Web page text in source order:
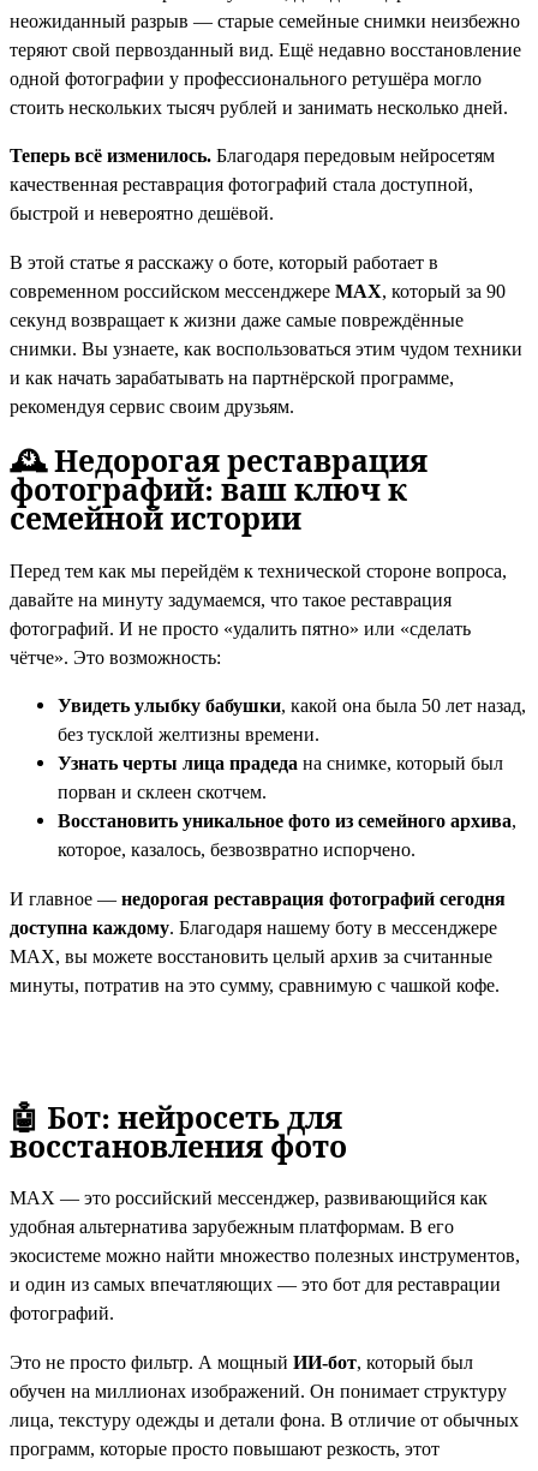
неожиданный разрыв — старые семейные снимки неизбежно
теряют свой первозданный вид. Ещё недавно восстановление
одной фотографии у профессионального ретушёра могло
стоить нескольких тысяч рублей и занимать несколько дней.
Теперь всё изменилось. Благодаря передовым нейросетям
качественная реставрация фотографий стала доступной,
быстрой и невероятно дешёвой.
В этой статье я расскажу о боте, который работает в
современном российском мессенджере MAX, который за 90
секунд возвращает к жизни даже самые повреждённые
снимки. Вы узнаете, как воспользоваться этим чудом техники
и как начать зарабатывать на партнёрской программе,
рекомендуя сервис своим друзьям.
🕰️ Недорогая реставрация
фотографий: ваш ключ к
семейной истории
Перед тем как мы перейдём к технической стороне вопроса,
давайте на минуту задумаемся, что такое реставрация
фотографий. И не просто «удалить пятно» или «сделать
чётче». Это возможность:
Увидеть улыбку бабушки, какой она была 50 лет назад,
без тусклой желтизны времени.
Узнать черты лица прадеда на снимке, который был
порван и склеен скотчем.
Восстановить уникальное фото из семейного архива,
которое, казалось, безвозвратно испорчено.
И главное — недорогая реставрация фотографий сегодня
доступна каждому. Благодаря нашему боту в мессенджере
MAX, вы можете восстановить целый архив за считанные
минуты, потратив на это сумму, сравнимую с чашкой кофе.
🤖 Бот: нейросеть для
восстановления фото
MAX — это российский мессенджер, развивающийся как
удобная альтернатива зарубежным платформам. В его
экосистеме можно найти множество полезных инструментов,
и один из самых впечатляющих — это бот для реставрации
фотографий.
Это не просто фильтр. А мощный ИИ-бот, который был
обучен на миллионах изображений. Он понимает структуру
лица, текстуру одежды и детали фона. В отличие от обычных
программ, которые просто повышают резкость, этот